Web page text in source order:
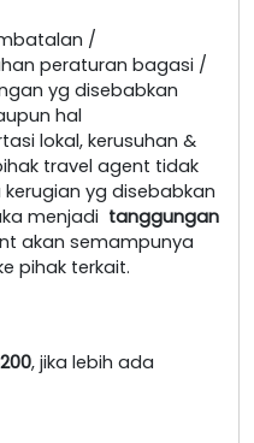
/
peraturan bagasi /
yg disebabkan
hal
lokal, kerusuhan &
travel agent tidak
yg disebabkan
menjadi tanggungan
akan semampunya
pihak terkait.
, jika lebih ada